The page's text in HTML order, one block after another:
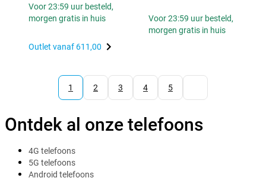
Voor 23:59 uur besteld,
morgen gratis in huis
Outlet vanaf 611,00
Voor 23:59 uur besteld,
morgen gratis in huis
1 2 3 4 5
Ontdek al onze telefoons
4G telefoons
5G telefoons
Android telefoons